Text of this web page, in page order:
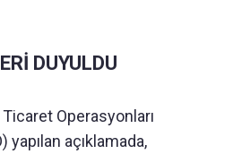
DUYULDU
Operasyonları
yapılan açıklamada,